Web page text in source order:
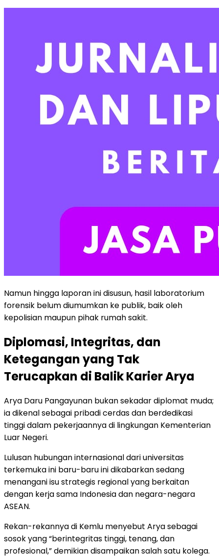
Namun hingga laporan ini disusun, hasil laboratorium
forensik belum diumumkan ke publik, baik oleh
kepolisian maupun pihak rumah sakit.
Diplomasi, Integritas, dan
Ketegangan yang Tak
Terucapkan di Balik Karier Arya
Arya Daru Pangayunan bukan sekadar diplomat muda;
ia dikenal sebagai pribadi cerdas dan berdedikasi
tinggi dalam pekerjaannya di lingkungan Kementerian
Luar Negeri.
Lulusan hubungan internasional dari universitas
terkemuka ini baru-baru ini dikabarkan sedang
menangani isu strategis regional yang berkaitan
dengan kerja sama Indonesia dan negara-negara
ASEAN.
Rekan-rekannya di Kemlu menyebut Arya sebagai
sosok yang “berintegritas tinggi, tenang, dan
profesional,” demikian disampaikan salah satu kolega.